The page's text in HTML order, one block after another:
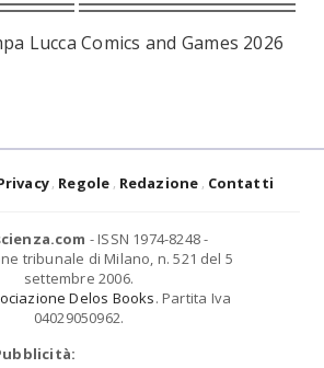
Lucca Comics and Games 2026
Regole Redazione Contatti
- ISSN 1974-8248 -
tribunale di Milano, n. 521 del 5
settembre 2006.
Delos Books. Partita Iva
04029050962.